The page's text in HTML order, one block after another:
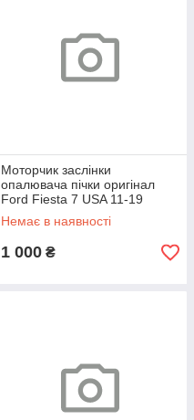
Моторчик заслінки
опалювача пічки оригінал
Ford Fiesta 7 USA 11-19
Немає в наявності
1 000 ₴